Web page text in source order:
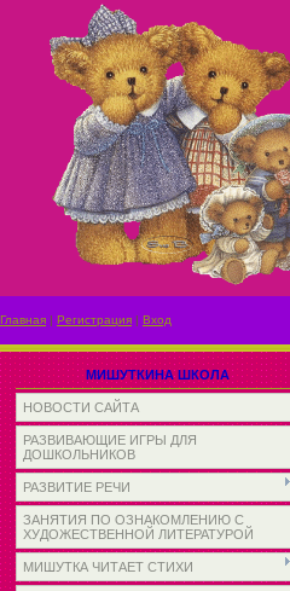
Главная | Регистрация | Вход
МИШУТКИНА ШКОЛА
НОВОСТИ САЙТА
РАЗВИВАЮЩИЕ ИГРЫ ДЛЯ
ДОШКОЛЬНИКОВ
РАЗВИТИЕ РЕЧИ
ЗАНЯТИЯ ПО ОЗНАКОМЛЕНИЮ С
ХУДОЖЕСТВЕННОЙ ЛИТЕРАТУРОЙ
МИШУТКА ЧИТАЕТ СТИХИ